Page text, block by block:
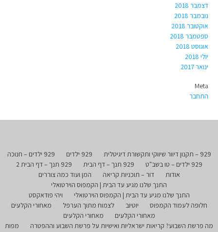
דצמבר 2018
נובמבר 2018
אוקטובר 2018
ספטמבר 2018
אוגוסט 2018
יולי 2018
ינואר 2017
Meta
התחבר
929 – תקנון דיוור שיווקי ותקשורת דיגיטלית 929 ילדים
929 ילדים – חנוכה
929 ילדים – טו בשב"ט
929 תנך – דף הבית
929 תנך – דף הבית 2
אודות
דור – תוכניות קריאה
המן ועוד כמה צוררים
התנך שלנו מגיע עד הבית | הקמפוס הוירטואלי
התנך שלנו מגיע עד הבית | הקמפוס הוירטואלי
ויהי פודאקסט
חלופה לעמוד הקמפוס
יוטיוב לצמוח מתוך הערפל
מאחורי הקלעים
מאחורי הקלעים
מאחורי הקלעים
מה פרשת השבוע? קריאות ישראליות ואישיות על פרשת השבוע וההפטרה
מפות